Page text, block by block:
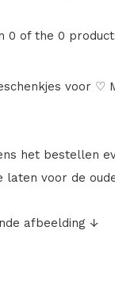
0 of the 0
voor ♡
het bestellen
laten voor de
afbeelding ↓